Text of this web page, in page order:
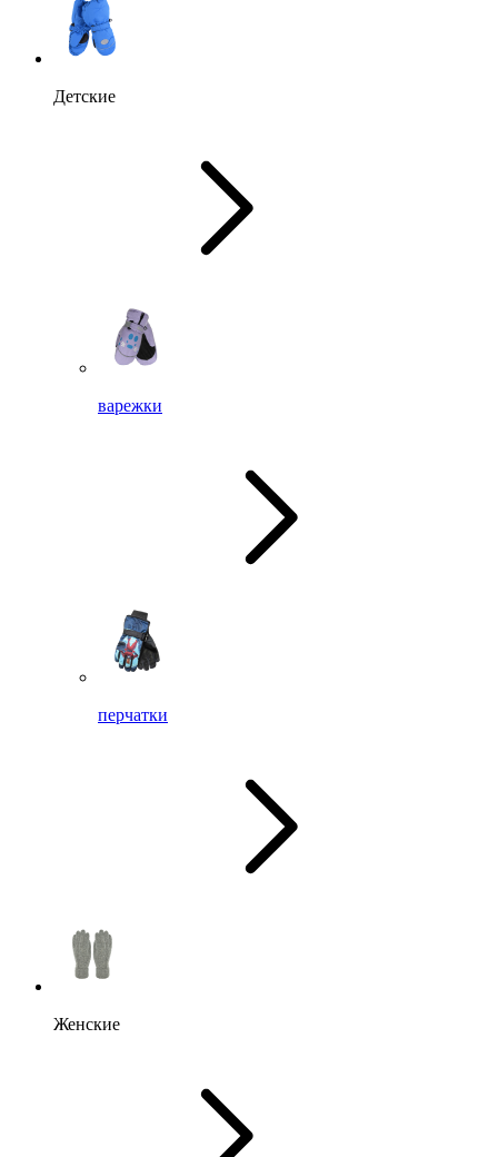
Детские
варежки
перчатки
Женские